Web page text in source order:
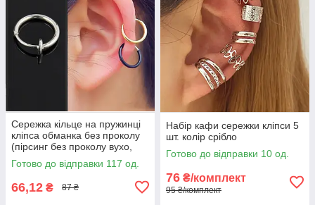
Сережка кільце на пружинці
кліпса обманка без проколу
(пірсинг без проколу вухо,
септум ніс, губа) срібляста
Готово до відправки 117 од.
66,12 ₴ 87 ₴
Набір кафи сережки кліпси 5
шт. колір срібло
Готово до відправки 10 од.
76 ₴/комплект
95 ₴/комплект